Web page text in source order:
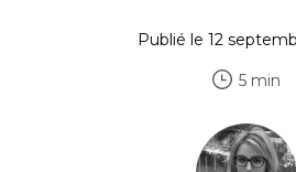
Publié le 12
5 min